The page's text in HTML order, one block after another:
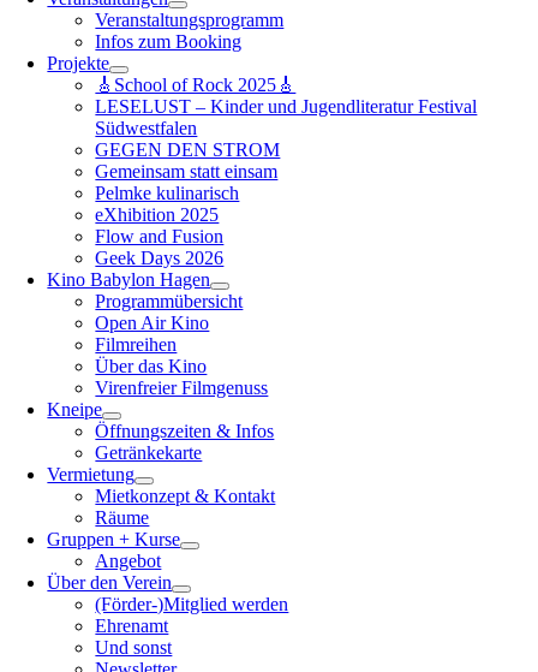
Veranstaltungsprogramm
Infos zum Booking
Projekte
🎸School of Rock 2025🎸
LESELUST – Kinder und Jugendliteratur Festival
Südwestfalen
GEGEN DEN STROM
Gemeinsam statt einsam
Pelmke kulinarisch
eXhibition 2025
Flow and Fusion
Geek Days 2026
Kino Babylon Hagen
Programmübersicht
Open Air Kino
Filmreihen
Über das Kino
Virenfreier Filmgenuss
Kneipe
Öffnungszeiten & Infos
Getränkekarte
Vermietung
Mietkonzept & Kontakt
Räume
Gruppen + Kurse
Angebot
Über den Verein
(Förder-)Mitglied werden
Ehrenamt
Und sonst